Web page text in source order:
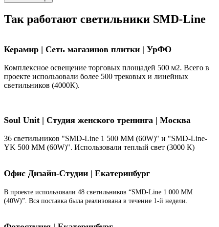
Так работают светильники SMD-Line
Керамир | Сеть магазинов плитки | УрФО
Комплексное освещение торговых площадей 500 м2. Всего в
проекте использовали более 500 трековых и линейных
светильников (4000К).
Soul Unit | Студия женского тренинга | Москва
36 светильников "SMD-Line 1 500 ММ (60W)" и "SMD-Line-
YK 500 ММ (60W)". Использовали теплый свет (3000 К)
Офис Дизайн-Студии | Екатеринбург
В проекте использовали 48 светильников “SMD-Line 1 000 ММ
(40W)”. Вся поставка была реализована в течение 1-й недели.